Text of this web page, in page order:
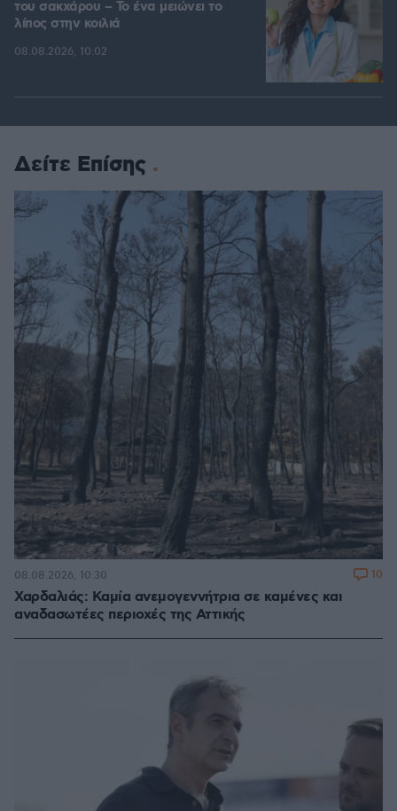
του σακχάρου – Το ένα μειώνει το
λίπος στην κοιλιά
08.08.2026, 10:02
Δείτε Επίσης
Χαρδαλιάς: Καμία ανεμογεννήτρια σε καμένες και
αναδασωτέες περιοχές της Αττικής
08.08.2026, 10:30 10